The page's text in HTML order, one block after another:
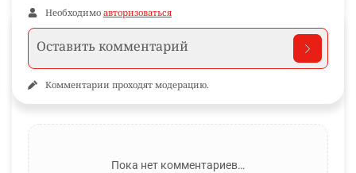
Необходимо авторизоваться
Комментарии проходят модерацию.
Пока нет комментариев…